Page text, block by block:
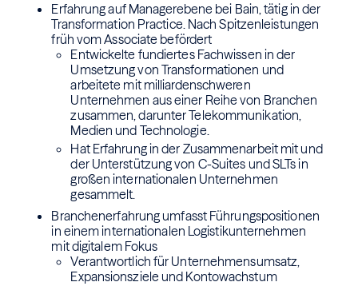
Erfahrung auf Managerebene bei Bain, tätig in der
Transformation Practice. Nach Spitzenleistungen
früh vom Associate befördert
Entwickelte fundiertes Fachwissen in der
Umsetzung von Transformationen und
arbeitete mit milliardenschweren
Unternehmen aus einer Reihe von Branchen
zusammen, darunter Telekommunikation,
Medien und Technologie.
Hat Erfahrung in der Zusammenarbeit mit und
der Unterstützung von C-Suites und SLTs in
großen internationalen Unternehmen
gesammelt.
Branchenerfahrung umfasst Führungspositionen
in einem internationalen Logistikunternehmen
mit digitalem Fokus
Verantwortlich für Unternehmensumsatz,
Expansionsziele und Kontowachstum